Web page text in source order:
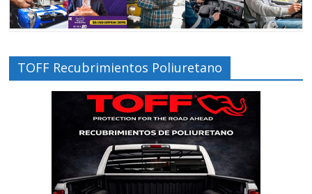
TOFF Recubrimientos Poliuretano